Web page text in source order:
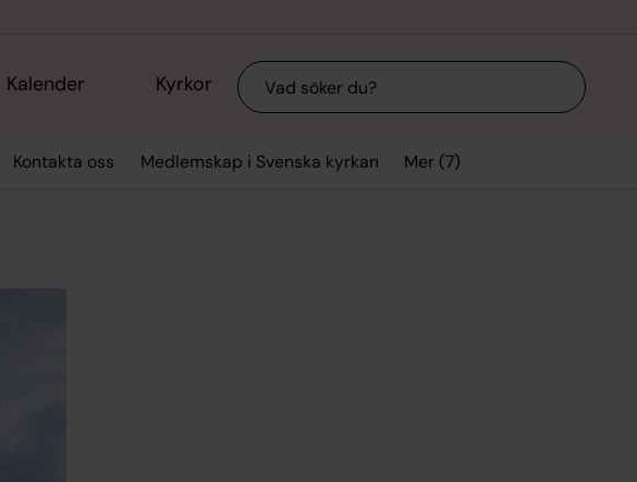
Kalender Kyrkor Sök
Kontakta oss Medlemskap i Svenska kyrkan Mer (7)